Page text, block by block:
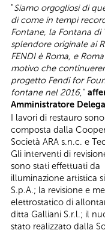
"Siamo orgogliosi di
di come in tempi
Fontane, la Fontana di
splendore originale ai
FENDI è Roma, e
motivo che
progetto Fendi for
fontane nel 2016,"
Amministratore
I lavori di restauro
composta dalla
Società ARA s.n.c. e
Gli interventi di
sono stati effettuati da
illuminazione artistica
S.p.A.; la revisione e
elettrostatico di
ditta Galliani S.r.l.; il
stato realizzato dalla